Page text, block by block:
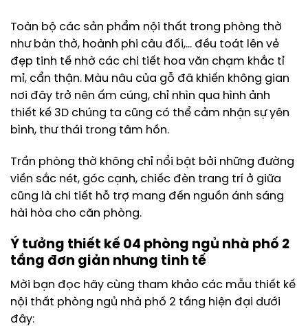
Toàn bộ các sản phẩm nội thất trong phòng thờ
như bàn thờ, hoành phi câu đối,… đều toát lên vẻ
đẹp tinh tế nhờ các chi tiết hoa văn chạm khắc tỉ
mỉ, cẩn thận. Màu nâu của gỗ đã khiến không gian
nơi đây trở nên ấm cúng, chỉ nhìn qua hình ảnh
thiết kế 3D chúng ta cũng có thể cảm nhận sự yên
bình, thư thái trong tâm hồn.
Trần phòng thờ không chỉ nổi bật bởi những đường
viền sắc nét, góc cạnh, chiếc đèn trang trí ở giữa
cũng là chi tiết hỗ trợ mang đến nguồn ánh sáng
hài hòa cho căn phòng.
Ý tưởng thiết kế 04 phòng ngủ nhà phố 2
tầng đơn giản nhưng tinh tế
Mời bạn đọc hãy cùng tham khảo các mẫu thiết kế
nội thất phòng ngủ nhà phố 2 tầng hiện đại dưới
đây: